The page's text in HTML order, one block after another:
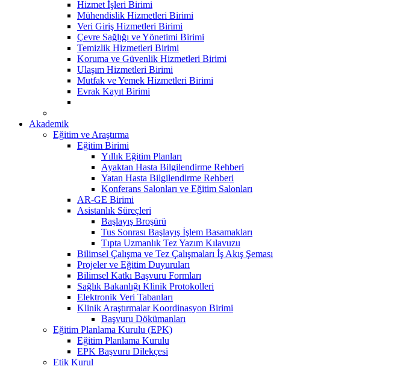
Hizmet İşleri Birimi
Mühendislik Hizmetleri Birimi
Veri Giriş Hizmetleri Birimi
Çevre Sağlığı ve Yönetimi Birimi
Temizlik Hizmetleri Birimi
Koruma ve Güvenlik Hizmetleri Birimi
Ulaşım Hizmetleri Birimi
Mutfak ve Yemek Hizmetleri Birimi
Evrak Kayıt Birimi
Akademik
Eğitim ve Araştırma
Eğitim Birimi
Yıllık Eğitim Planları
Ayaktan Hasta Bilgilendirme Rehberi
Yatan Hasta Bilgilendirme Rehberi
Konferans Salonları ve Eğitim Salonları
AR-GE Birimi
Asistanlık Süreçleri
Başlayış Broşürü
Tus Sonrası Başlayış İşlem Basamakları
Tıpta Uzmanlık Tez Yazım Kılavuzu
Bilimsel Çalışma ve Tez Çalışmaları İş Akış Şeması
Projeler ve Eğitim Duyuruları
Bilimsel Katkı Başvuru Formları
Sağlık Bakanlığı Klinik Protokolleri
Elektronik Veri Tabanları
Klinik Araştırmalar Koordinasyon Birimi
Başvuru Dökümanları
Eğitim Planlama Kurulu (EPK)
Eğitim Planlama Kurulu
EPK Başvuru Dilekçesi
Etik Kurul